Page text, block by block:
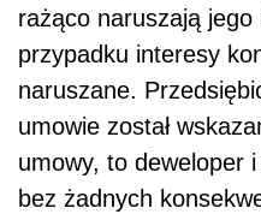
rażąco naruszają
przypadku interesy
naruszane.
umowie został
umowy, to deweloper i
bez żadnych